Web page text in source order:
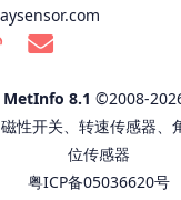
MetInfo 8.1 ©2008-
性开关、转速传感器、
位传感器
粤ICP备05036620号